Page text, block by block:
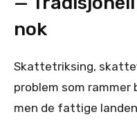
nok
Skattetriksing,
problem som
men de fattige